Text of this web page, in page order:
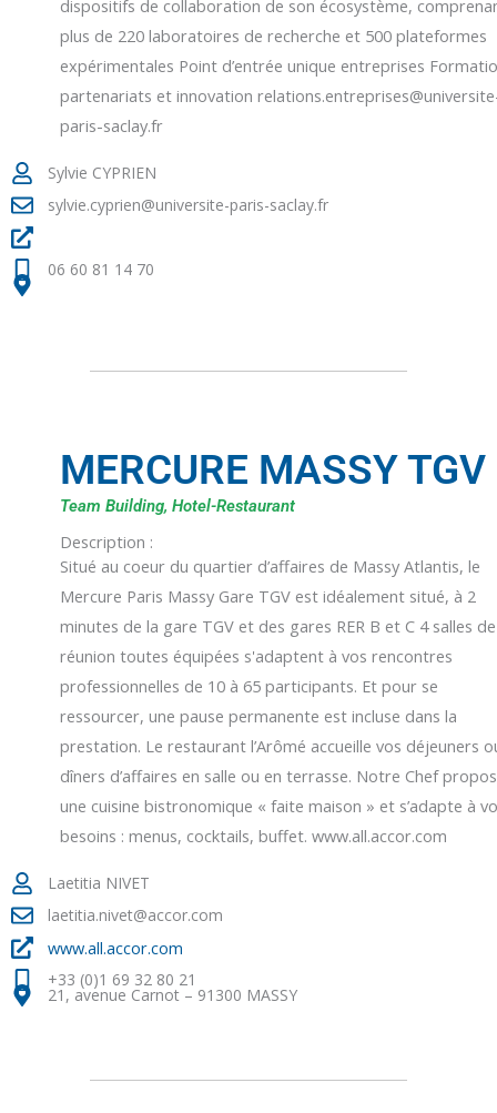
dispositifs de collaboration de son écosystème,
plus de 220 laboratoires de recherche et 500 plateformes
expérimentales Point d’entrée unique entreprises
partenariats et innovation
paris-saclay.fr
Sylvie CYPRIEN
sylvie.cyprien@universite-paris-saclay.fr
06 60 81 14 70
MERCURE MASSY TGV
Team Building, Hotel-Restaurant
Description :
Situé au coeur du quartier d’affaires de Massy Atlantis, le
Mercure Paris Massy Gare TGV est idéalement situé, à 2
minutes de la gare TGV et des gares RER B et C 4 salles de
réunion toutes équipées s'adaptent à vos rencontres
professionnelles de 10 à 65 participants. Et pour se
ressourcer, une pause permanente est incluse dans la
prestation. Le restaurant l’Arômé accueille vos déjeuners
dîners d’affaires en salle ou en terrasse. Notre Chef
une cuisine bistronomique « faite maison » et s’adapte à
besoins : menus, cocktails, buffet. www.all.accor.com
Laetitia NIVET
laetitia.nivet@accor.com
www.all.accor.com
+33 (0)1 69 32 80 21
21, avenue Carnot – 91300 MASSY